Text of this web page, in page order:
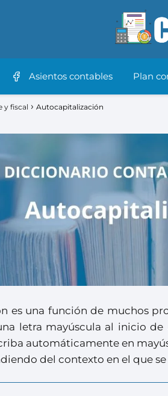
Asientos contables Plan
y fiscal Autocapitalización
es una función de muchos
letra mayúscula al inicio
automáticamente en
del contexto en el que